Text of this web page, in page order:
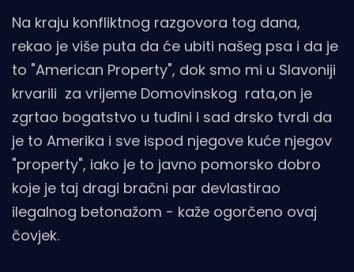
Na kraju konfliktnog razgovora tog dana,
rekao je više puta da će ubiti našeg psa i da je
to "American Property", dok smo mi u Slavoniji
krvarili za vrijeme Domovinskog rata,on je
zgrtao bogatstvo u tuđini i sad drsko tvrdi da
je to Amerika i sve ispod njegove kuće njegov
"property", iako je to javno pomorsko dobro
koje je taj dragi bračni par devlastirao
ilegalnog betonažom - kaže ogorčeno ovaj
čovjek.